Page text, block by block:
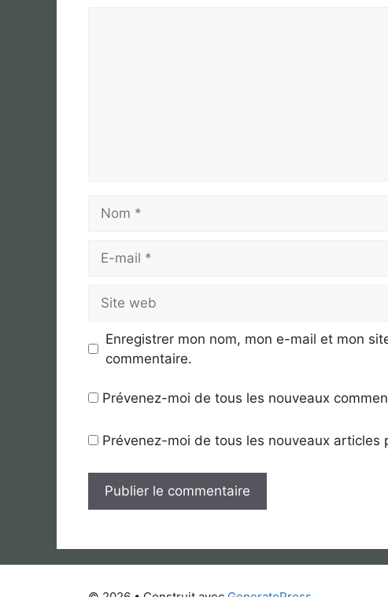
mail
web
Enregistrer mon nom, mon e-mail et mon
commentaire.
Prévenez-moi de tous les nouveaux
Prévenez-moi de tous les nouveaux articles